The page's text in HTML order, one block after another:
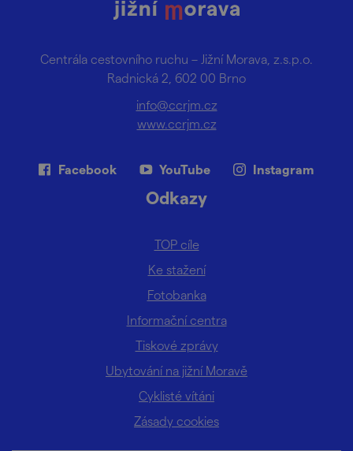
Centrála cestovního ruchu – Jižní Morava, z.s.p.o.
Radnická 2, 602 00 Brno
info@ccrjm.cz
www.ccrjm.cz
Facebook YouTube Instagram
Odkazy
TOP cíle
Ke stažení
Fotobanka
Informační centra
Tiskové zprávy
Ubytování na jižní Moravě
Cyklisté vítáni
Zásady cookies